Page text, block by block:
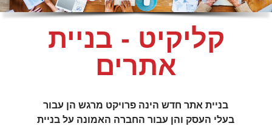
קליקיט - בניית
אתרים
בניית אתר חדש הינה פרויקט מרגש הן עבור
בעלי העסק והן עבור החברה האמונה על בניית